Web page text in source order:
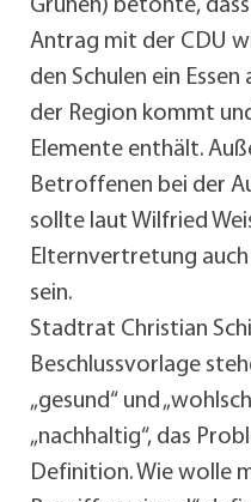
Grünen) betonte,
Antrag mit der CDU
den Schulen ein
der Region kommt
Elemente enthält.
Betroffenen bei der
sollte laut Wilfried
Elternvertretung
sein.
Stadtrat Christian
Beschlussvorlage
„gesund“ und
„nachhaltig“, das
Definition. Wie wolle